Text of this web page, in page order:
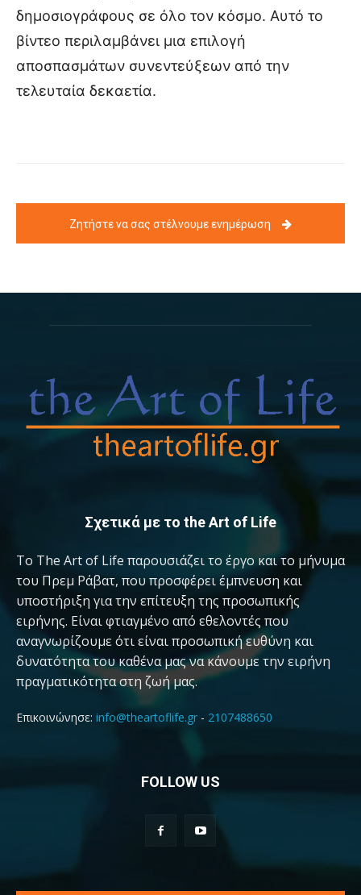
δημοσιογράφους σε όλο τον κόσμο. Αυτό το
βίντεο περιλαμβάνει μια επιλογή
αποσπασμάτων συνεντεύξεων από την
τελευταία δεκαετία.
Ζητήστε να σας στέλνουμε ενημέρωση
Σχετικά με το the Art of Life
Το The Art of Life παρουσιάζει το έργο και το μήνυμα
του Πρεμ Ράβατ, που προσφέρει έμπνευση και
υποστήριξη για την επίτευξη της προσωπικής
ειρήνης. Είναι φτιαγμένο από εθελοντές που
αναγνωρίζουμε ότι είναι προσωπική ευθύνη και
δυνατότητα του καθένα μας να κάνουμε την ειρήνη
πραγματικότητα στη ζωή μας.
Επικοινώνησε: info@theartoflife.gr - 2107488650
FOLLOW US